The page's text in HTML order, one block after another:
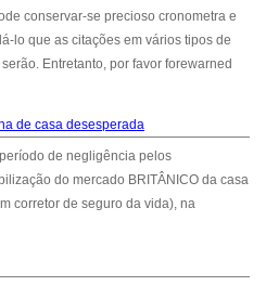
conservar-se precioso cronometra e
lo que as citações em vários tipos de
Entretanto, por favor forewarned
de casa desesperada
de negligência pelos
do mercado BRITÂNICO da casa
corretor de seguro da vida), na